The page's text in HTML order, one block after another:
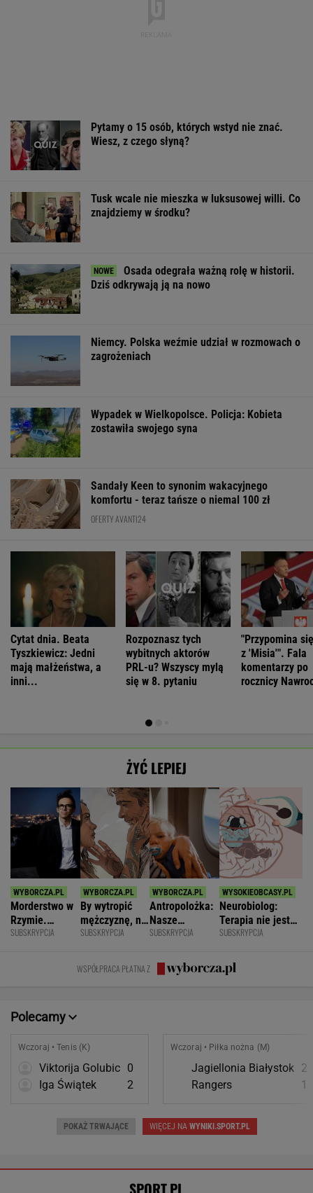
Pytamy o 15 osób, których wstyd nie znać.
Wiesz, z czego słyną?
Tusk wcale nie mieszka w luksusowej willi. Co
znajdziemy w środku?
Osada odegrała ważną rolę w historii.
Dziś odkrywają ją na nowo
Niemcy. Polska weźmie udział w rozmowach o
zagrożeniach
Wypadek w Wielkopolsce. Policja: Kobieta
zostawiła swojego syna
Sandały Keen to synonim wakacyjnego
komfortu - teraz tańsze o niemal 100 zł
OFERTY AVANTI24
Cytat dnia. Beata
Tyszkiewicz: Jedni
mają małżeństwa, a
inni...
Rozpoznasz tych
wybitnych aktorów
PRL-u? Wszyscy mylą
się w 8. pytaniu
"Przypomina
z 'Misia'". Fala
komentarzy po
rocznicy
ŻYĆ LEPIEJ
Morderstwo w
Rzymie.
Dlaczego
SUBSKRYPCJA
By wytropić
mężczyznę, nie
musi nawet
krzesła.
SUBSKRYPCJA
Antropolożka:
Nasze
społeczeństwo
SUBSKRYPCJA
Neurobiolog:
Terapia nie jest
konieczna. Mózg
zmianę
SUBSKRYPCJA
WSPÓŁPRACA PŁATNA Z
Polecamy
Wczoraj • Tenis (K)
Viktorija Golubic 0
Iga Świątek
2
Wczoraj • Piłka nożna (M)
Jagiellonia Białystok 2
Rangers
1
POKAŻ TRWAJĄCE WIĘCEJ NA WYNIKI.SPORT.PL
SPORT.PL